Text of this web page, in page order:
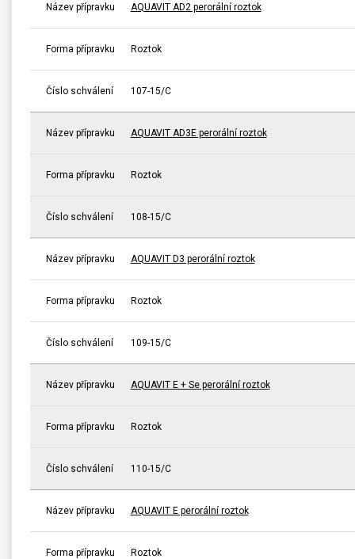
Název přípravku AQUAVIT AD2 perorální roztok
Forma přípravku Roztok
Číslo schválení 107-15/C
Název přípravku AQUAVIT AD3E perorální roztok
Forma přípravku Roztok
Číslo schválení 108-15/C
Název přípravku AQUAVIT D3 perorální roztok
Forma přípravku Roztok
Číslo schválení 109-15/C
Název přípravku AQUAVIT E + Se perorální roztok
Forma přípravku Roztok
Číslo schválení 110-15/C
Název přípravku AQUAVIT E perorální roztok
Forma přípravku Roztok